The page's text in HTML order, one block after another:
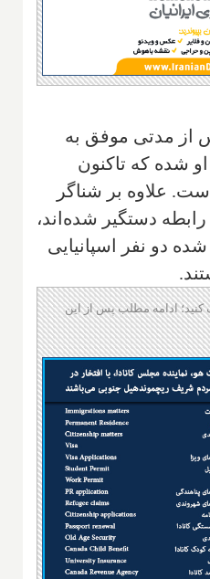
از مدتی موفق به
شده که تاکنون
علاوه بر شنا‌گر
رابطه دستگیر شده‌اند،
شده دو نفر اسپانیایی
ادامه مطلب پس از این